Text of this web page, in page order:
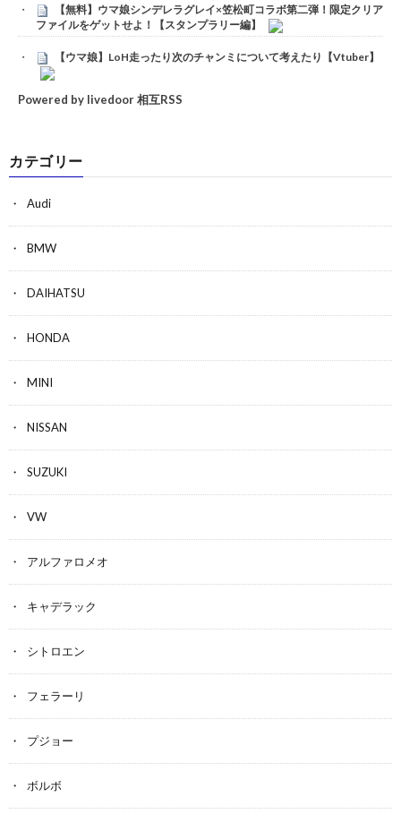
【無料】ウマ娘シンデレラグレイ×笠松町コラボ第二弾！限定クリア
ファイルをゲットせよ！【スタンプラリー編】
【ウマ娘】LoH走ったり次のチャンミについて考えたり【Vtuber】
Powered by livedoor 相互RSS
カテゴリー
Audi
BMW
DAIHATSU
HONDA
MINI
NISSAN
SUZUKI
VW
アルファロメオ
キャデラック
シトロエン
フェラーリ
プジョー
ボルボ